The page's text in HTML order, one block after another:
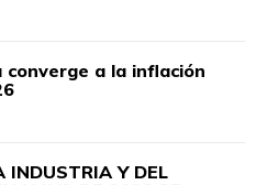
a la inflación
INDUSTRIA Y DEL